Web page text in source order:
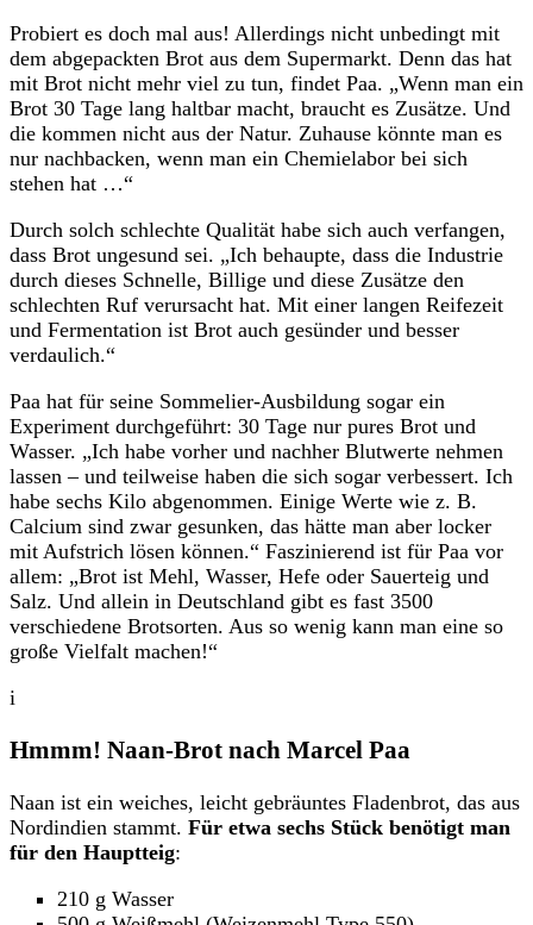
Probiert es doch mal aus! Allerdings nicht unbedingt mit
dem abgepackten Brot aus dem Supermarkt. Denn das hat
mit Brot nicht mehr viel zu tun, findet Paa. „Wenn man ein
Brot 30 Tage lang haltbar macht, braucht es Zusätze. Und
die kommen nicht aus der Natur. Zuhause könnte man es
nur nachbacken, wenn man ein Chemielabor bei sich
stehen hat …“
Durch solch schlechte Qualität habe sich auch verfangen,
dass Brot ungesund sei. „Ich behaupte, dass die Industrie
durch dieses Schnelle, Billige und diese Zusätze den
schlechten Ruf verursacht hat. Mit einer langen Reifezeit
und Fermentation ist Brot auch gesünder und besser
verdaulich.“
Paa hat für seine Sommelier-Ausbildung sogar ein
Experiment durchgeführt: 30 Tage nur pures Brot und
Wasser. „Ich habe vorher und nachher Blutwerte nehmen
lassen – und teilweise haben die sich sogar verbessert. Ich
habe sechs Kilo abgenommen. Einige Werte wie z. B.
Calcium sind zwar gesunken, das hätte man aber locker
mit Aufstrich lösen können.“ Faszinierend ist für Paa vor
allem: „Brot ist Mehl, Wasser, Hefe oder Sauerteig und
Salz. Und allein in Deutschland gibt es fast 3500
verschiedene Brotsorten. Aus so wenig kann man eine so
große Vielfalt machen!“
i
Hmmm! Naan-Brot nach Marcel Paa
Naan ist ein weiches, leicht gebräuntes Fladenbrot, das aus
Nordindien stammt. Für etwa sechs Stück benötigt man
für den Hauptteig:
210 g Wasser